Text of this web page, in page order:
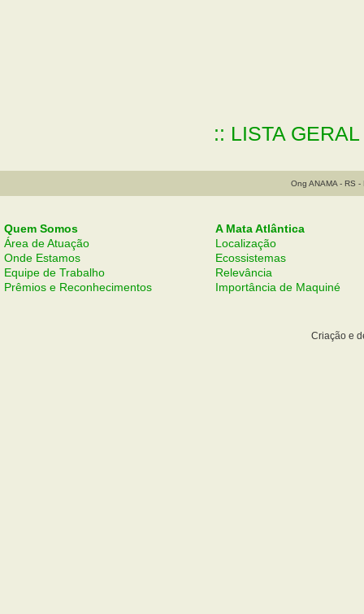
:: LISTA
Ong ANAMA - RS
Quem Somos
Área de Atuação
Onde Estamos
Equipe de Trabalho
Prêmios e Reconhecimentos
A Mata Atlântica
Localização
Ecossistemas
Relevância
Importância de Maquiné
Criação e